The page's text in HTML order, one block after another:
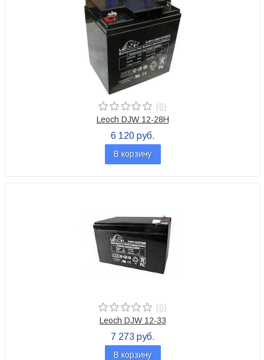
(0)
Leoch DJW 12-28H
6 120 руб.
В корзину
(0)
Leoch DJW 12-33
7 273 руб.
В корзину